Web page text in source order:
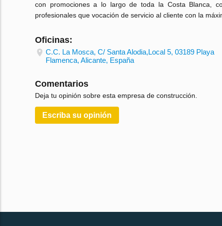
con promociones a lo largo de toda la Costa Blanca,
profesionales que vocación de servicio al cliente con la
Oficinas:
C.C. La Mosca, C/ Santa Alodia,Local 5, 03189 Playa
Flamenca, Alicante, España
Comentarios
Deja tu opinión sobre esta empresa de construcción.
Escriba su opinión